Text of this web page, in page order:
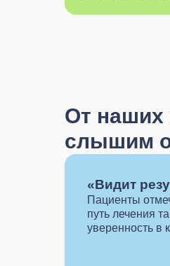
От наших
слышим о
«Видит
Пациенты
путь лечения
уверенность в